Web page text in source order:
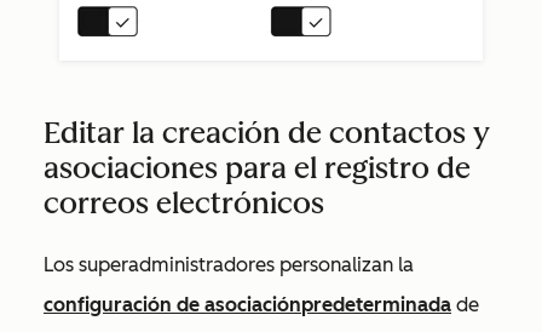
Editar la creación de contactos y
asociaciones para el registro de
correos electrónicos
Los superadministradores personalizan la
configuración de asociaciónpredeterminada de